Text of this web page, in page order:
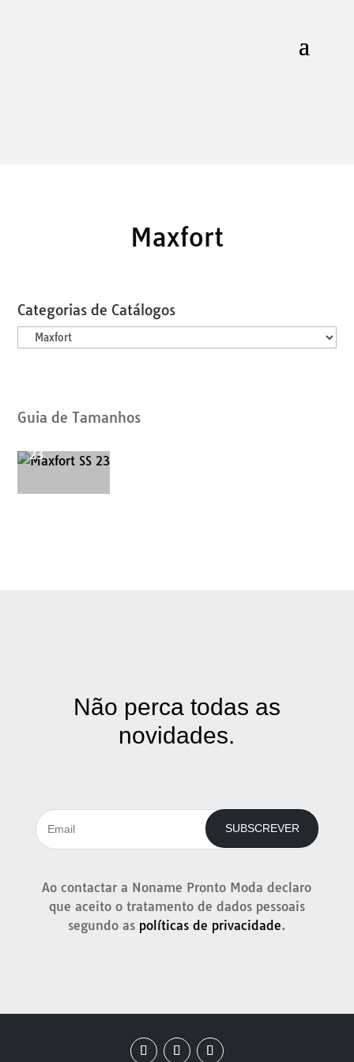
Maxfort
Categorias de Catálogos
Categorias
Guia de Tamanhos
23
Não perca todas as
novidades.
SUBSCREVER
Ao contactar a Noname Pronto Moda declaro
que aceito o tratamento de dados pessoais
segundo as políticas de privacidade.